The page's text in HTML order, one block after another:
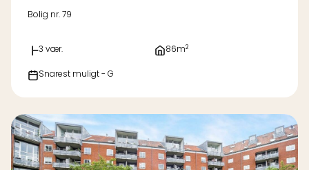
Bolig nr. 79
3 vær. 86m2
Snarest muligt - G